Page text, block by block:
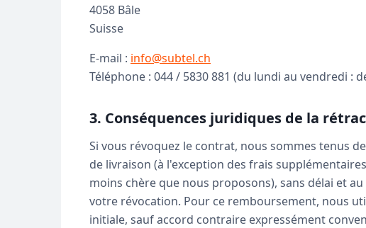
4058 Bâle
Suisse
E-mail : info@subtel.ch
Téléphone : 044 / 5830 881 (du lundi au vendredi :
3. Conséquences juridiques de la
Si vous révoquez le contrat, nous sommes tenus
de livraison (à l'exception des frais
moins chère que nous proposons), sans délai et
votre révocation. Pour ce remboursement, nous
initiale, sauf accord contraire expressément